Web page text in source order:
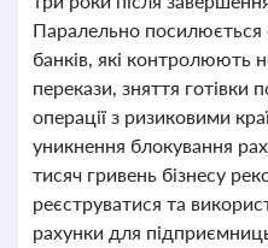
Паралельно посилюється
банків, які контролюють
перекази, зняття готівки
операції з ризиковими
уникнення блокування
тисяч гривень бізнесу
реєструватися та
рахунки для